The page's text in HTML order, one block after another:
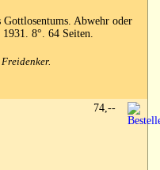
Abwehr oder
8°. 64 Seiten.
74,--